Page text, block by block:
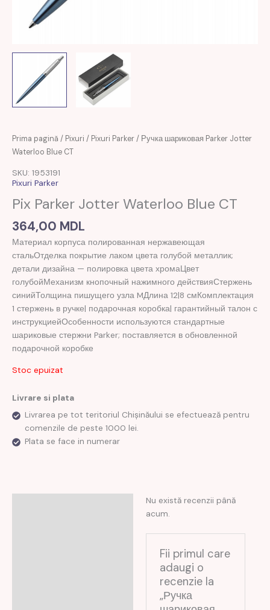
Prima pagină / Pixuri / Pixuri Parker/ Ручка шариковая Parker Jotter
Waterloo Blue CT
SKU: 1953191
Pixuri Parker
Pix Parker Jotter Waterloo Blue CT
364,00 MDL
Материал корпуса полированная нержавеющая
стальОтделка покрытие лаком цвета голубой металлик;
детали дизайна — полировка цвета хромаЦвет
голубойМеханизм кнопочный нажимного действияСтержень
синийТолщина пишущего узла MДлина 12|8 смКомплектация
1 стержень в ручке| подарочная коробка| гарантийный талон с
инструкциейОсобенности используются стандартные
шариковые стержни Parker; поставляется в обновленной
подарочной коробке
Stoc epuizat
Livrare si plata
Livrarea pe tot teritoriul Chișinăului se efectuează pentru
comenzile de peste 1000 lei.
Plata se face in numerar
Nu există recenzii până
acum.
Fii primul care
adaugi o
recenzie la
„Ручка